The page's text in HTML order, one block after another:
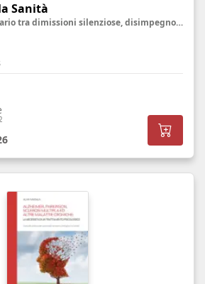
Sanità
Crisi del lavoro sanitario tra dimissioni silenziose, disimpegno emotivo e sfide per il benessere